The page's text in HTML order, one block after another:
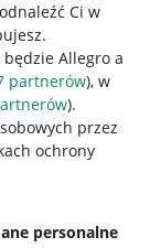
Ci w
Allegro a
partnerów), w
).
przez
ochrony
personalne